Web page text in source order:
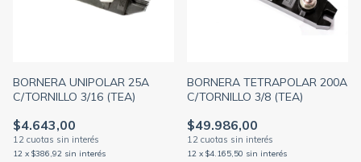
BORNERA UNIPOLAR 25A
C/TORNILLO 3/16 (TEA)
$4.643,00
12 x $386,92 sin interés
BORNERA TETRAPOLAR 200A
C/TORNILLO 3/8 (TEA)
$49.986,00
12 x $4.165,50 sin interés